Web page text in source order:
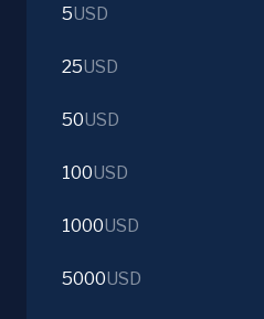
5USD
25USD
50USD
100USD
1000USD
5000USD